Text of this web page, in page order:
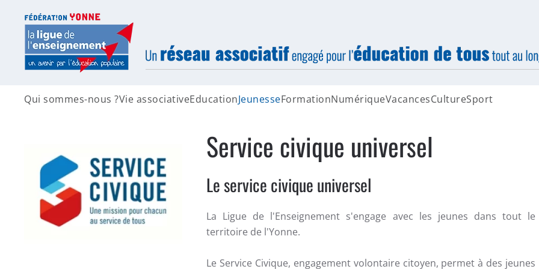
Accéder au contenu principal
Qui sommes-nous ?Vie associativeEducationJeunesseFormationNumériqueVacancesCultureSport
Service civique universel
Le service civique universel
La Ligue de l'Enseignement s'engage avec les jeunes dans tout le
territoire de l'Yonne.
Le Service Civique, engagement volontaire citoyen, permet à des jeunes